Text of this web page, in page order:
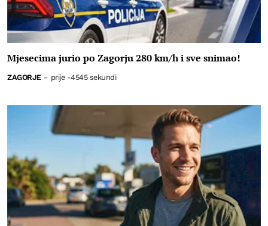
Mjesecima jurio po Zagorju 280 km/h i sve snimao!
ZAGORJE - prije -4545 sekundi